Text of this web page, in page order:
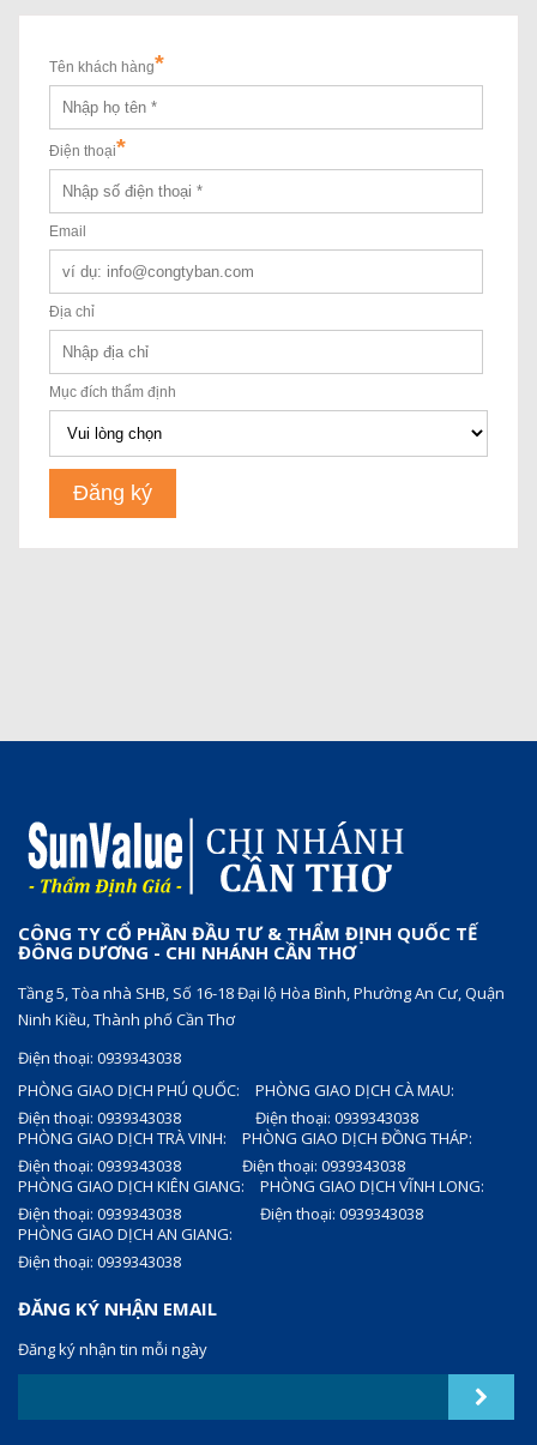
CÔNG TY CỔ PHẦN ĐẦU TƯ & THẨM ĐỊNH QUỐC TẾ
ĐÔNG DƯƠNG - CHI NHÁNH CẦN THƠ
Tầng 5, Tòa nhà SHB, Số 16-18 Đại lộ Hòa Bình, Phường An Cư, Quận
Ninh Kiều, Thành phố Cần Thơ
Điện thoại: 0939343038
PHÒNG GIAO DỊCH PHÚ QUỐC:
Điện thoại: 0939343038
PHÒNG GIAO DỊCH CÀ MAU:
Điện thoại: 0939343038
PHÒNG GIAO DỊCH TRÀ VINH:
Điện thoại: 0939343038
PHÒNG GIAO DỊCH ĐỒNG THÁP:
Điện thoại: 0939343038
PHÒNG GIAO DỊCH KIÊN GIANG:
Điện thoại: 0939343038
PHÒNG GIAO DỊCH VĨNH LONG:
Điện thoại: 0939343038
PHÒNG GIAO DỊCH AN GIANG:
Điện thoại: 0939343038
ĐĂNG KÝ NHẬN EMAIL
Đăng ký nhận tin mỗi ngày